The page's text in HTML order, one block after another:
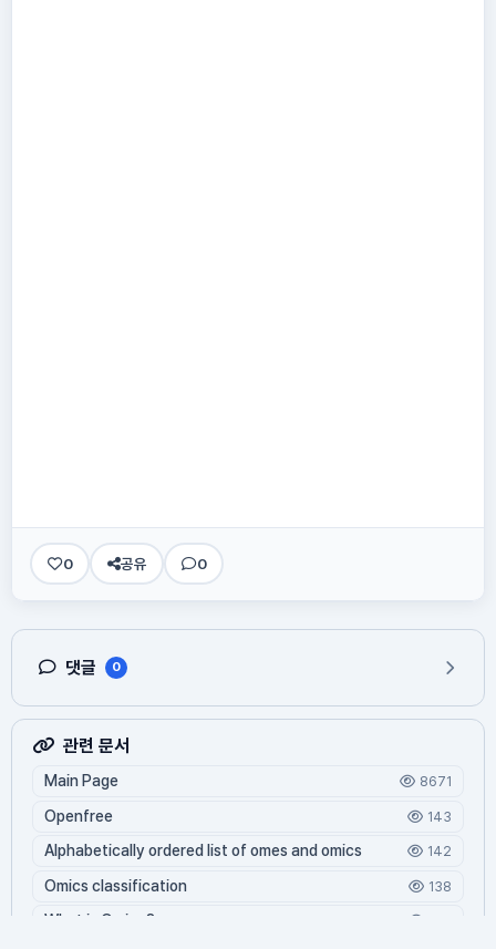
0 공유 0
댓글 0
관련 문서
Main Page 8671
Openfree 143
Alphabetically ordered list of omes and omics 142
Omics classification 138
What is Oming?